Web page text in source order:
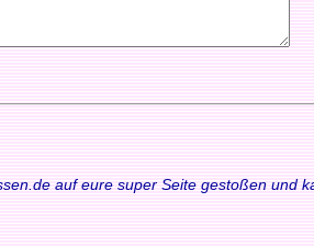
auf eure super Seite gestoßen